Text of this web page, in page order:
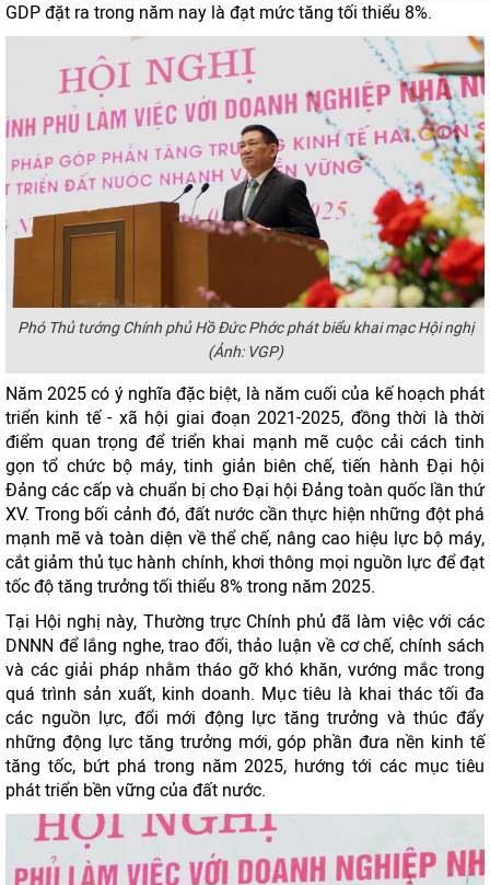
GDP đặt ra trong năm nay là đạt mức tăng tối thiểu 8%.
Phó Thủ tướng Chính phủ Hồ Đức Phớc phát biểu khai mạc Hội nghị
(Ảnh: VGP)
Năm 2025 có ý nghĩa đặc biệt, là năm cuối của kế hoạch phát
triển kinh tế - xã hội giai đoạn 2021-2025, đồng thời là thời
điểm quan trọng để triển khai mạnh mẽ cuộc cải cách tinh
gọn tổ chức bộ máy, tinh giản biên chế, tiến hành Đại hội
Đảng các cấp và chuẩn bị cho Đại hội Đảng toàn quốc lần thứ
XV. Trong bối cảnh đó, đất nước cần thực hiện những đột phá
mạnh mẽ và toàn diện về thể chế, nâng cao hiệu lực bộ máy,
cắt giảm thủ tục hành chính, khơi thông mọi nguồn lực để đạt
tốc độ tăng trưởng tối thiểu 8% trong năm 2025.
Tại Hội nghị này, Thường trực Chính phủ đã làm việc với các
DNNN để lắng nghe, trao đổi, thảo luận về cơ chế, chính sách
và các giải pháp nhằm tháo gỡ khó khăn, vướng mắc trong
quá trình sản xuất, kinh doanh. Mục tiêu là khai thác tối đa
các nguồn lực, đổi mới động lực tăng trưởng và thúc đẩy
những động lực tăng trưởng mới, góp phần đưa nền kinh tế
tăng tốc, bứt phá trong năm 2025, hướng tới các mục tiêu
phát triển bền vững của đất nước.